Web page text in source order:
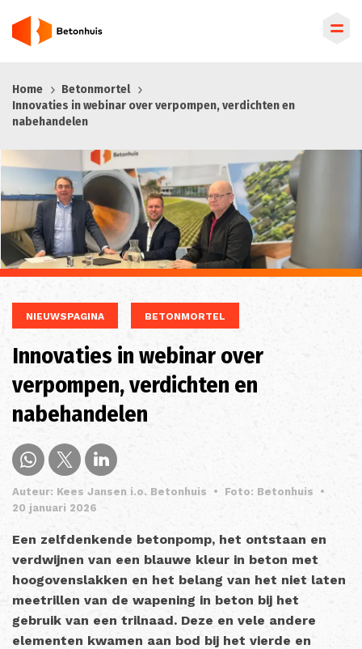
en
naar
inhoud
gaan
Home
Betonmortel
Innovaties in webinar over verpompen, verdichten en
nabehandelen
NIEUWSPAGINA BETONMORTEL
Innovaties in webinar over
verpompen, verdichten en
nabehandelen
Auteur: Kees Jansen i.o. Betonhuis • Foto: Betonhuis
•
20 januari 2026
Een zelfdenkende betonpomp, het ontstaan en
verdwijnen van een blauwe kleur in beton met
hoogovenslakken en het belang van het niet laten
meetrillen van de wapening in beton bij het
gebruik van een trilnaad. Deze en vele andere
elementen kwamen aan bod bij het vierde en